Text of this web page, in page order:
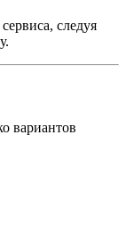
следуя
вариантов